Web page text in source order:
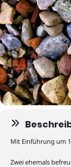
Mit Einführung um
Zwei ehemals